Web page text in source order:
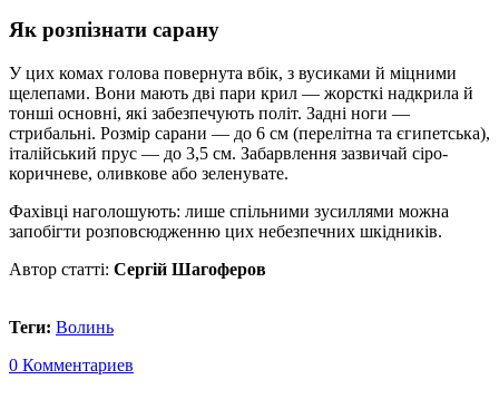
Як розпізнати сарану
У цих комах голова повернута вбік, з вусиками й міцними
щелепами. Вони мають дві пари крил — жорсткі надкрила й
тонші основні, які забезпечують політ. Задні ноги —
стрибальні. Розмір сарани — до 6 см (перелітна та єгипетська),
італійський прус — до 3,5 см. Забарвлення зазвичай сіро-
коричневе, оливкове або зеленувате.
Фахівці наголошують: лише спільними зусиллями можна
запобігти розповсюдженню цих небезпечних шкідників.
Автор статті: Сергій Шагоферов
Теги: Волинь
0 Комментариев